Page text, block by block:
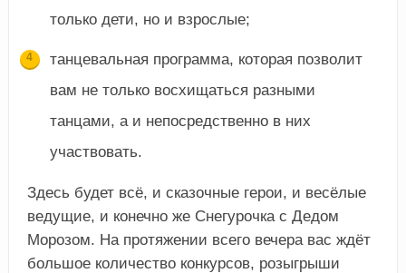
только дети, но и взрослые;
танцевальная программа, которая позволит
вам не только восхищаться разными
танцами, а и непосредственно в них
участвовать.
Здесь будет всё, и сказочные герои, и весёлые
ведущие, и конечно же Снегурочка с Дедом
Морозом. На протяжении всего вечера вас ждёт
большое количество конкурсов, розыгрыши